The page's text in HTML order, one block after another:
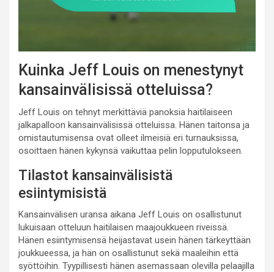
Kuinka Jeff Louis on menestynyt
kansainvälisissä otteluissa?
Jeff Louis on tehnyt merkittäviä panoksia haitilaiseen
jalkapalloon kansainvälisissä otteluissa. Hänen taitonsa ja
omistautumisensa ovat olleet ilmeisiä eri turnauksissa,
osoittaen hänen kykynsä vaikuttaa pelin lopputulokseen.
Tilastot kansainvälisistä
esiintymisistä
Kansainvälisen uransa aikana Jeff Louis on osallistunut
lukuisaan otteluun haitilaisen maajoukkueen riveissä.
Hänen esiintymisensä heijastavat usein hänen tärkeyttään
joukkueessa, ja hän on osallistunut sekä maaleihin että
syöttöihin. Tyypillisesti hänen asemassaan olevilla pelaajilla